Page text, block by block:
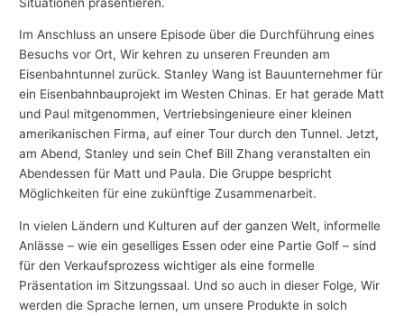
Im Anschluss an unsere Episode über die Durchführung eines
Besuchs vor Ort, Wir kehren zu unseren Freunden am
Eisenbahntunnel zurück. Stanley Wang ist Bauunternehmer für
ein Eisenbahnbauprojekt im Westen Chinas. Er hat gerade Matt
und Paul mitgenommen, Vertriebsingenieure einer kleinen
amerikanischen Firma, auf einer Tour durch den Tunnel. Jetzt,
am Abend, Stanley und sein Chef Bill Zhang veranstalten ein
Abendessen für Matt und Paula. Die Gruppe bespricht
Möglichkeiten für eine zukünftige Zusammenarbeit.
In vielen Ländern und Kulturen auf der ganzen Welt, informelle
Anlässe – wie ein geselliges Essen oder eine Partie Golf – sind
für den Verkaufsprozess wichtiger als eine formelle
Präsentation im Sitzungssaal. Und so auch in dieser Folge, Wir
werden die Sprache lernen, um unsere Produkte in solch